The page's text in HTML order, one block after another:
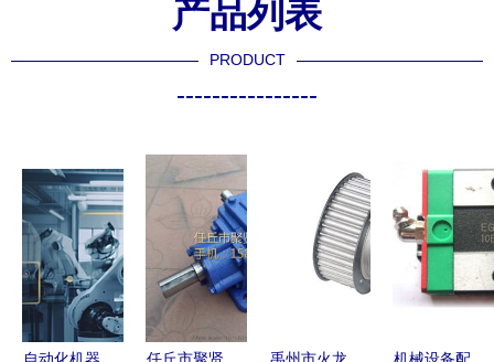
产品列表
PRODUCT
----------------